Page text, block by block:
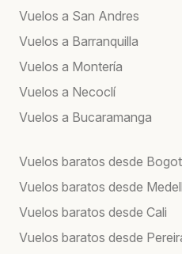
Vuelos a San Andres
Vuelos a Barranquilla
Vuelos a Montería
Vuelos a Necoclí
Vuelos a Bucaramanga
Vuelos baratos desde
Vuelos baratos desde
Vuelos baratos desde Cali
Vuelos baratos desde